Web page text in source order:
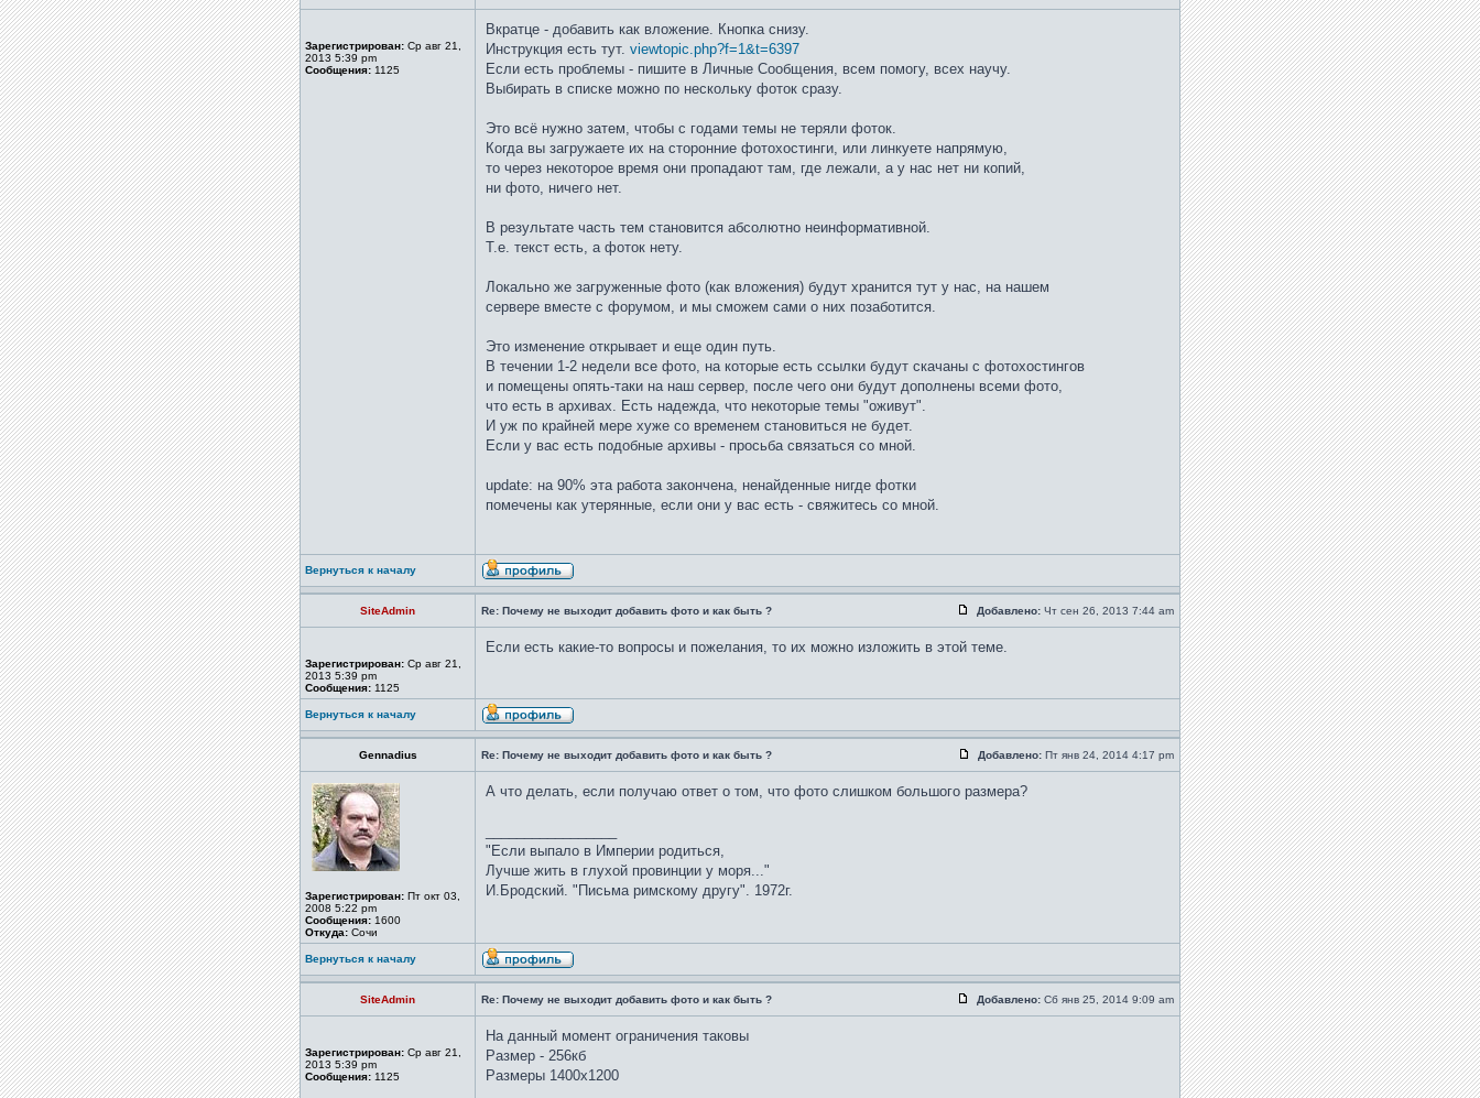
Зарегистрирован: Ср авг 21,
2013 5:39 pm
Сообщения: 1125
Вкратце - добавить как вложение. Кнопка снизу.
Инструкция есть тут. viewtopic.php?f=1&t=6397
Если есть проблемы - пишите в Личные Сообщения, всем помогу, всех научу.
Выбирать в списке можно по нескольку фоток сразу.
Это всё нужно затем, чтобы с годами темы не теряли фоток.
Когда вы загружаете их на сторонние фотохостинги, или линкуете напрямую,
то через некоторое время они пропадают там, где лежали, а у нас нет ни копий,
ни фото, ничего нет.
В результате часть тем становится абсолютно неинформативной.
Т.е. текст есть, а фоток нету.
Локально же загруженные фото (как вложения) будут хранится тут у нас, на нашем
сервере вместе с форумом, и мы сможем сами о них позаботится.
Это изменение открывает и еще один путь.
В течении 1-2 недели все фото, на которые есть ссылки будут скачаны с фотохостингов
и помещены опять-таки на наш сервер, после чего они будут дополнены всеми фото,
что есть в архивах. Есть надежда, что некоторые темы "оживут".
И уж по крайней мере хуже со временем становиться не будет.
Если у вас есть подобные архивы - просьба связаться со мной.
update: на 90% эта работа закончена, ненайденные нигде фотки
помечены как утерянные, если они у вас есть - свяжитесь со мной.
Вернуться к началу
SiteAdmin Re: Почему не выходит добавить фото и как быть ? Добавлено: Чт сен 26, 2013 7:44 am
Зарегистрирован: Ср авг 21,
2013 5:39 pm
Сообщения: 1125
Если есть какие-то вопросы и пожелания, то их можно изложить в этой теме.
Вернуться к началу
Gennadius Re: Почему не выходит добавить фото и как быть ? Добавлено: Пт янв 24, 2014 4:17 pm
Зарегистрирован: Пт окт 03,
2008 5:22 pm
Сообщения: 1600
Откуда: Сочи
А что делать, если получаю ответ о том, что фото слишком большого размера?
"Если выпало в Империи родиться,
Лучше жить в глухой провинции у моря..."
И.Бродский. "Письма римскому другу". 1972г.
Вернуться к началу
SiteAdmin Re: Почему не выходит добавить фото и как быть ? Добавлено: Сб янв 25, 2014 9:09 am
Зарегистрирован: Ср авг 21,
2013 5:39 pm
Сообщения: 1125
На данный момент ограничения таковы
Размер - 256кб
Размеры 1400х1200